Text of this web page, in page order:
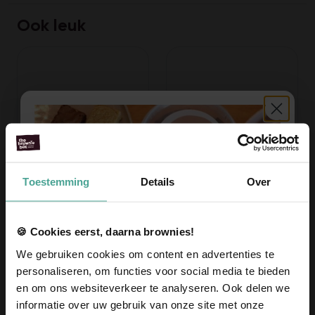
Toestemming Details Over
🍪 Cookies eerst, daarna brownies!
We gebruiken cookies om content en advertenties te
personaliseren, om functies voor social media te bieden
en om ons websiteverkeer te analyseren. Ook delen we
informatie over uw gebruik van onze site met onze
Ook leuk
Stel je eigen Brownie Box
samen
Voeg toe
Bedankt voor jouw hulp!